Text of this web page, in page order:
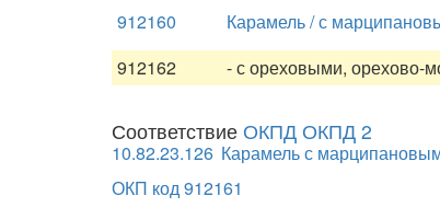
912160
Карамель / с
912162
- с ореховыми, орехово-
Соответствие ОКПД ОКПД 2
10.82.23.126 Карамель с
ОКП код 912161